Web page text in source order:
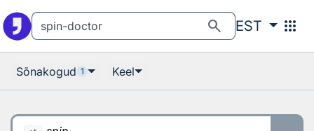
search EST apps
Sõnakogud 1 Keel